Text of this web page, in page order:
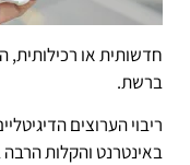
חדשותית או רכילותית,
ברשת.
ריבוי הערוצים
באינטרנט והקלות הרבה